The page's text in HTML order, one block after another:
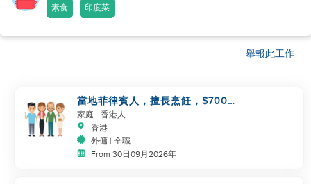
素食 印度菜
舉報此工作
當地菲律賓人，擅長烹飪，$7000
同事
家庭 - 香港人
香港
外傭 | 全職
From 30日09月2026年